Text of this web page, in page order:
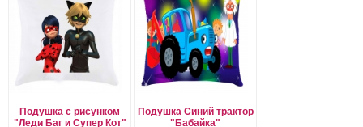
Подушка с рисунком
"Леди Баг и Супер Кот"
Подушка Синий трактор
"Бабайка"